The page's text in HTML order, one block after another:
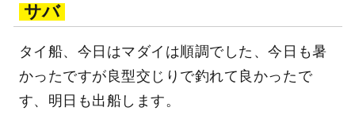
サバ
タイ船、今日はマダイは順調でした、今日も暑
かったですが良型交じりで釣れて良かったで
す、明日も出船します。